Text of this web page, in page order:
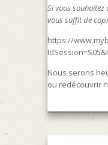
Si vous
vous suffit de
https://
Nous serons
ou redécouvrir